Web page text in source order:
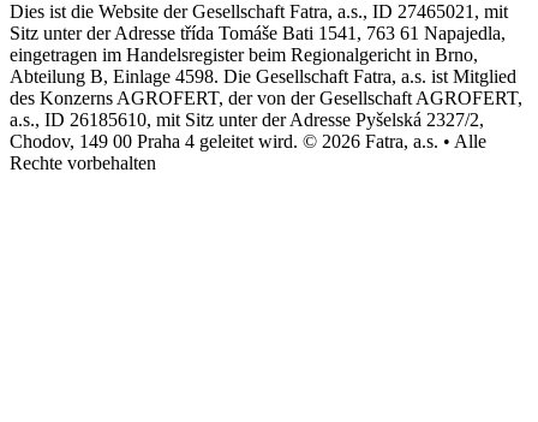
Dies ist die Website der Gesellschaft Fatra, a.s., ID 27465021, mit
Sitz unter der Adresse třída Tomáše Bati 1541, 763 61 Napajedla,
eingetragen im Handelsregister beim Regionalgericht in Brno,
Abteilung B, Einlage 4598. Die Gesellschaft Fatra, a.s. ist Mitglied
des Konzerns AGROFERT, der von der Gesellschaft AGROFERT,
a.s., ID 26185610, mit Sitz unter der Adresse Pyšelská 2327/2,
Chodov, 149 00 Praha 4 geleitet wird. © 2026 Fatra, a.s. • Alle
Rechte vorbehalten